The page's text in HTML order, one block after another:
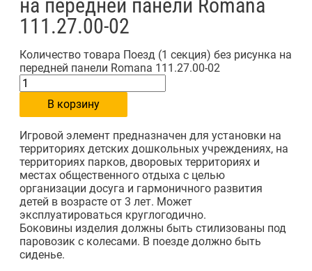
на передней панели Romana
111.27.00-02
Количество товара Поезд (1 секция) без рисунка на
передней панели Romana 111.27.00-02
В корзину
Игровой элемент предназначен для установки на
территориях детских дошкольных учреждениях, на
территориях парков, дворовых территориях и
местах общественного отдыха с целью
организации досуга и гармоничного развития
детей в возрасте от 3 лет. Может
эксплуатироваться круглогодично.
Боковины изделия должны быть стилизованы под
паровозик с колесами. В поезде должно быть
сиденье.